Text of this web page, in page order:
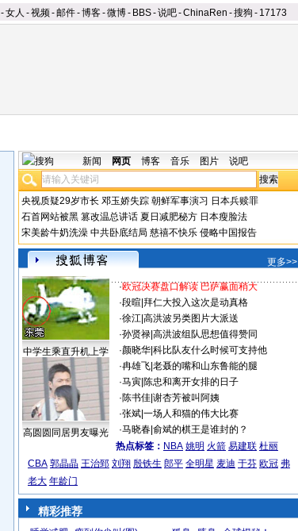
-女人 -视频-邮件-博客-微博- BBS-说吧-ChinaRen -搜狗 - 17173
新闻 网页 博客 音乐 图片 说吧
央视质疑29岁市长 邓玉娇失踪 朝鲜军事演习 日本兵赎罪
石首网站被黑 篡改温总讲话 夏日减肥秘方 日本瘦脸法
宋美龄牛奶洗澡 中共卧底结局 慈禧不快乐 侵略中国报告
更多>>
中学生乘直升机上学
高圆圆同居男友曝光
·欧冠决赛盘口解读 巴萨赢面稍大
·段暄 拜仁大投入这次是动真格
·徐江| 高洪波另类图片大派送
·孙贤禄| 高洪波组队思想值得赞同
·颜晓华| 科比队友什么时候可支持他
·冉雄飞| 老聂的嘴和山东鲁能的腿
·马寅| 陈忠和离开女排的日子
·陈书佳| 谢杏芳被叫阿姨
·张斌| 一场人和猫的伟大比赛
·马晓春| 俞斌的棋王是谁封的？
热点标签： NBA 姚明 火箭 易建联 杜丽
CBA 郭晶晶 王治郅 刘翔 殷铁生 郎平 全明星 麦迪 于芬 欧冠 弗
老大 年龄门
精彩推荐